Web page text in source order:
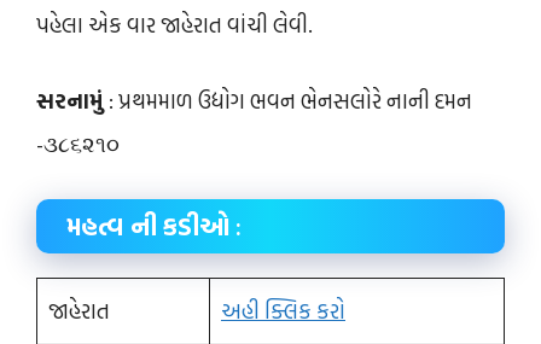
પહેલા એક વાર જાહેરાત વાંચી લેવી.
સરનામું: પ્રથમમાળ ઉદ્યોગ ભવન ભેનસલોરે નાની દમન
-૩૮૬૨૧૦
મહત્વ ની કડીઓ :
જાહેરાત અહી ક્લિક કરો